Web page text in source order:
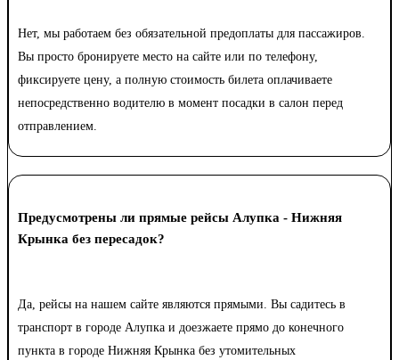
Нет, мы работаем без обязательной предоплаты для пассажиров.
Вы просто бронируете место на сайте или по телефону,
фиксируете цену, а полную стоимость билета оплачиваете
непосредственно водителю в момент посадки в салон перед
отправлением.
Предусмотрены ли прямые рейсы Алупка - Нижняя
Крынка без пересадок?
Да, рейсы на нашем сайте являются прямыми. Вы садитесь в
транспорт в городе Алупка и доезжаете прямо до конечного
пункта в городе Нижняя Крынка без утомительных